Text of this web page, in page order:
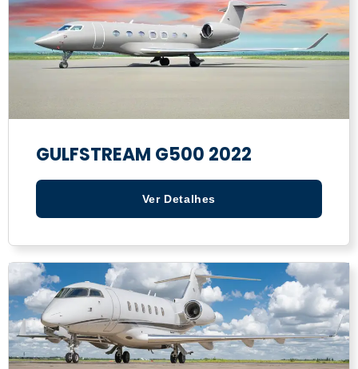
GULFSTREAM G500 2022
Ver Detalhes